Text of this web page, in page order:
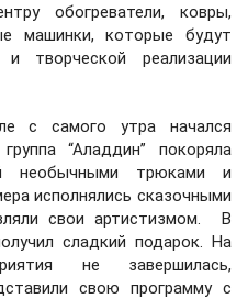
обогреватели, ковры,
машинки, которые будут
творческой реализации
с самого утра начался
“Аладдин” покоряла
необычными трюками и
исполнялись сказочными
свои артистизмом. В
сладкий подарок. На
не завершилась,
свою программу с